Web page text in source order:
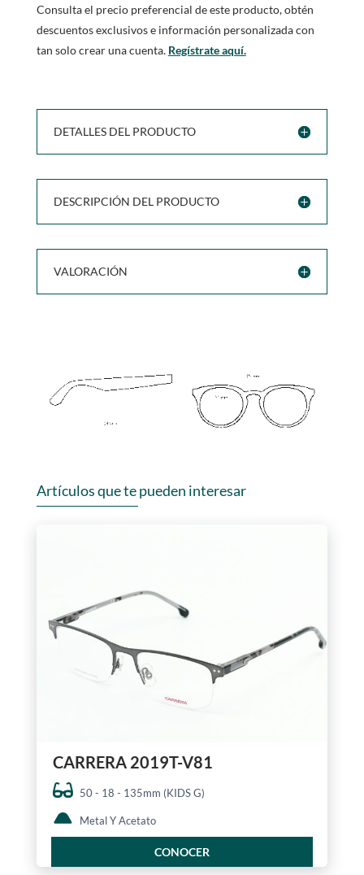
Consulta el precio preferencial de este producto, obtén
descuentos exclusivos e información personalizada con
tan solo crear una cuenta. Regístrate aquí.
DETALLES DEL PRODUCTO
DESCRIPCIÓN DEL PRODUCTO
VALORACIÓN
Artículos que te pueden interesar
CARRERA 2019T-V81
50 - 18 - 135mm (KIDS G)
Metal Y Acetato
CONOCER